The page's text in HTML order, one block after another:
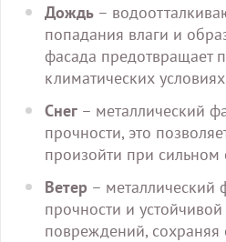
Дождь –
попадания влаги и
фасада предотвращает
климатических
Снег – металлический
прочности, это
произойти при сильном
Ветер – металлический
прочности и
повреждений, сохраняя